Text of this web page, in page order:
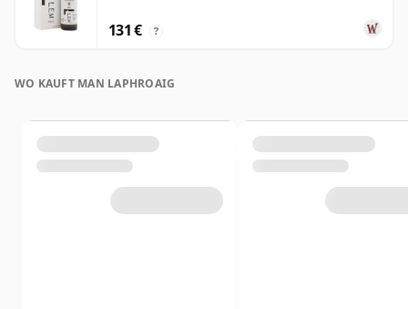
131 € ?
WO KAUFT MAN LAPHROAIG